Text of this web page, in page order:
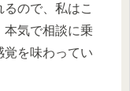
ので、私はこ
本気で相談に乗
覚を味わってい